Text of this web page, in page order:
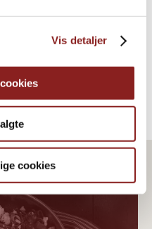
Vis detaljer
cookies